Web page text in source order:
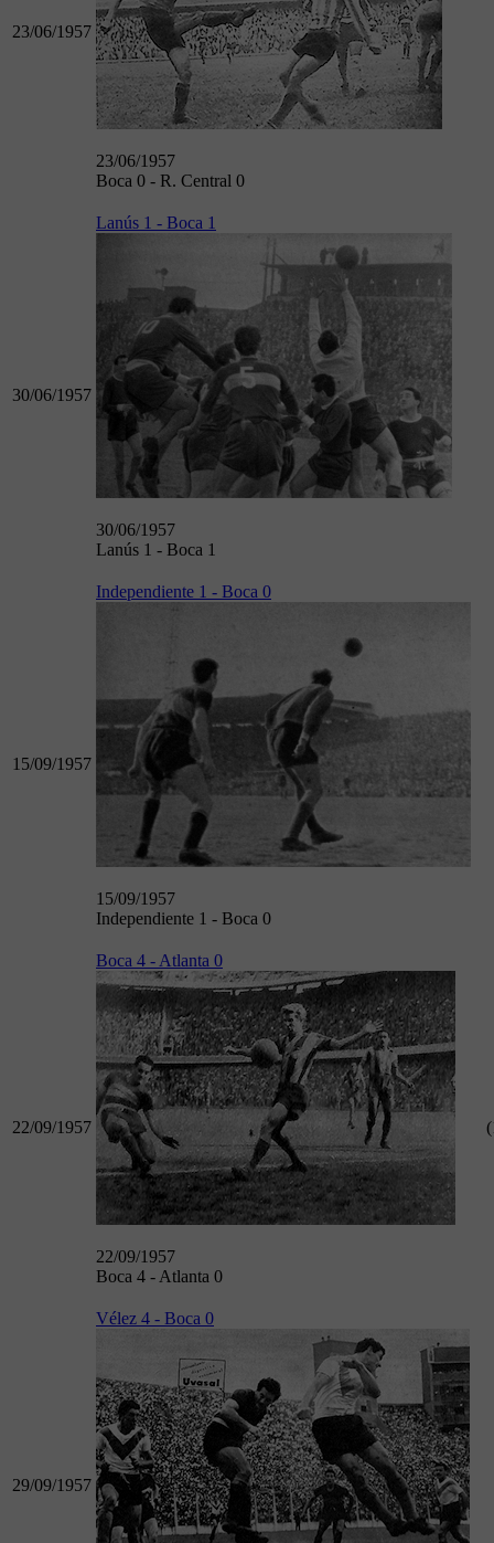
23/06/1957
23/06/1957
Boca 0 - R. Central 0
30/06/1957
Lanús 1 - Boca 1
30/06/1957
Lanús 1 - Boca 1
15/09/1957
Independiente 1 - Boca 0
15/09/1957
Independiente 1 - Boca 0
22/09/1957
Boca 4 - Atlanta 0
22/09/1957
Boca 4 - Atlanta 0
29/09/1957
Vélez 4 - Boca 0